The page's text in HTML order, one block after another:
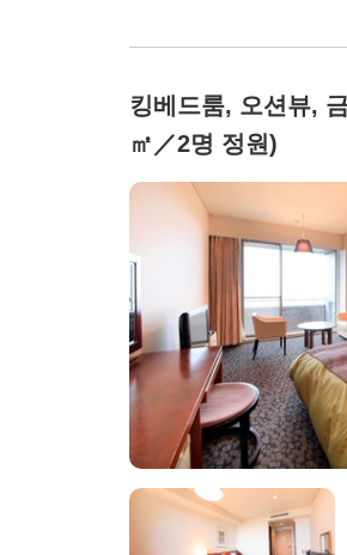
킹베드룸, 오션뷰,
㎡／2명 정원)